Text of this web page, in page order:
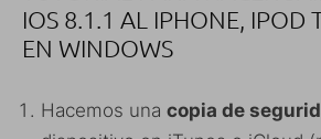
IOS 8.1.1 AL IPHONE, IPOD
EN WINDOWS
Hacemos una copia de